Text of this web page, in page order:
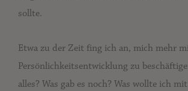
sollte.
Etwa zu der Zeit fing ich an, mich mehr
Persönlichkeitsentwicklung zu
alles? Was gab es noch? Was wollte ich